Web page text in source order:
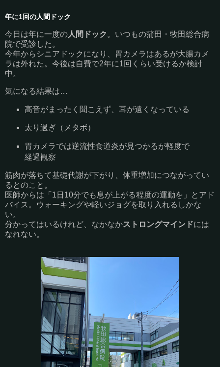
年に1回の人間ドック
今日は年に一度の人間ドック 。いつもの蒲田・牧田総合病
院で受診した。
今年からシニアドックになり、胃カメラはあるが大腸カメ
ラは外れた。今後は自費で2年に1回くらい受けるか検討
中。
気になる結果は…
高音がまったく聞こえず、耳が遠くなっている
太り過ぎ（メタボ）
胃カメラでは逆流性食道炎が見つかるが軽度で
経過観察
筋肉が落ちて基礎代謝が下がり、体重増加につながってい
るとのこと。
医師からは「1日10分でも息が上がる程度の運動を」とアド
バイス。ウォーキングや軽いジョグを取り入れるしかな
い。
分かってはいるけれど、なかなかストロングマインドには
なれない。